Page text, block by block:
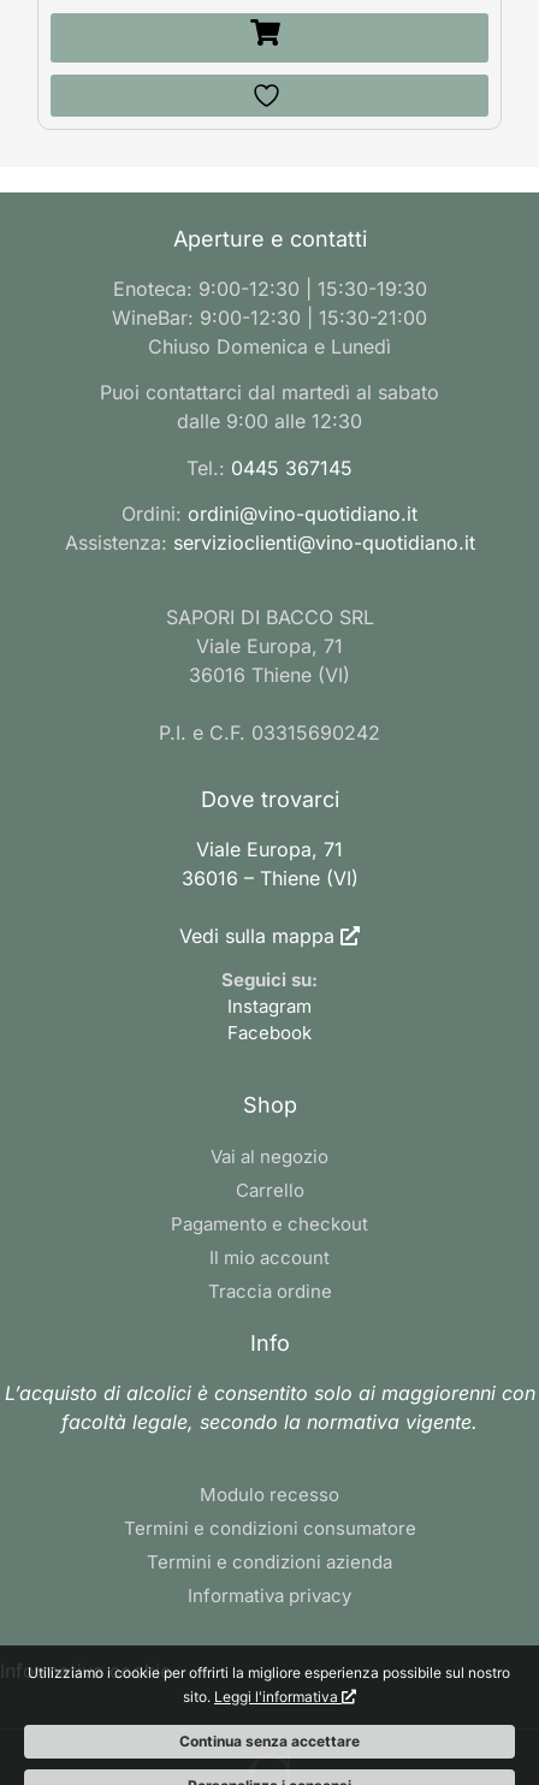
Aperture e contatti
Enoteca: 9:00-12:30 | 15:30-19:30
WineBar: 9:00-12:30 | 15:30-21:00
Chiuso Domenica e Lunedì
Puoi contattarci dal martedì al sabato
dalle 9:00 alle 12:30
Tel.: 0445 367145
Ordini: ordini@vino-quotidiano.it
Assistenza: servizioclienti@vino-quotidiano.it
SAPORI DI BACCO SRL
Viale Europa, 71
36016 Thiene (VI)
P.I. e C.F. 03315690242
Dove trovarci
Viale Europa, 71
36016 – Thiene (VI)
Vedi sulla mappa
Seguici su:
Instagram
Facebook
Shop
Vai al negozio
Carrello
Pagamento e checkout
Il mio account
Traccia ordine
Info
L’acquisto di alcolici è consentito solo ai maggiorenni con
facoltà legale, secondo la normativa vigente.
Modulo recesso
Termini e condizioni consumatore
Termini e condizioni azienda
Informativa privacy
Informativa cookie
Utilizziamo i cookie per offrirti la migliore esperienza possibile sul nostro
sito. Leggi l'informativa
Continua senza accettare